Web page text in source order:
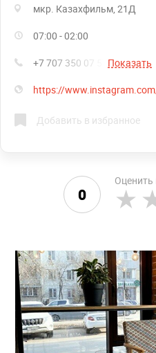
мкр. Казахфильм, 21Д
07:00 - 02:00
+7 707 350 07 57 Показать
https://
Добавить в избранное
0
Оценить